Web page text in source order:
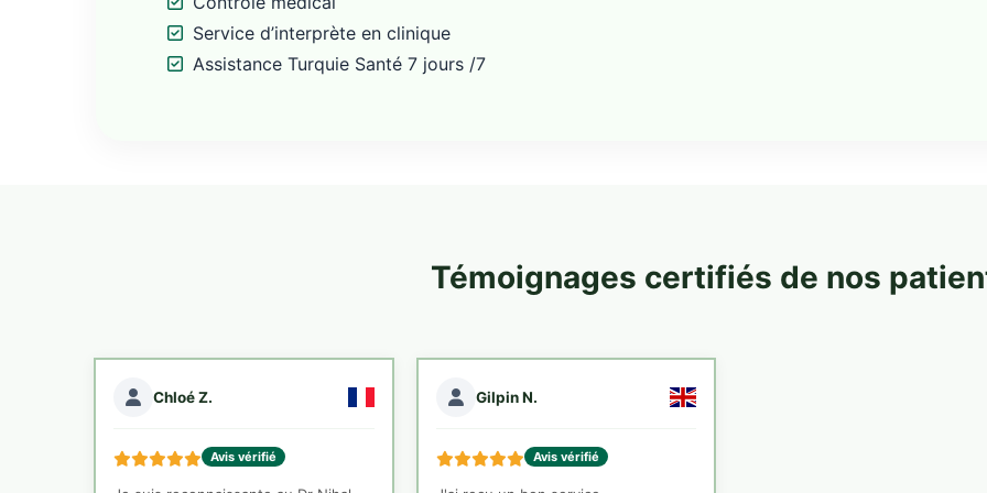
Service d’interprète en clinique
Assistance Turquie Santé 7 jours /7
Témoignages certifiés de nos
Chloé Z.
Avis vérifié
Gilpin N.
Avis vérifié